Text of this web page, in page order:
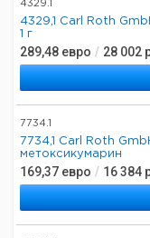
4329.1
4329,1 Carl Roth
1 г
289,48 евро / 28 002
7734.1
7734,1 Carl Roth
метоксикумарин
169,37 евро / 16 384